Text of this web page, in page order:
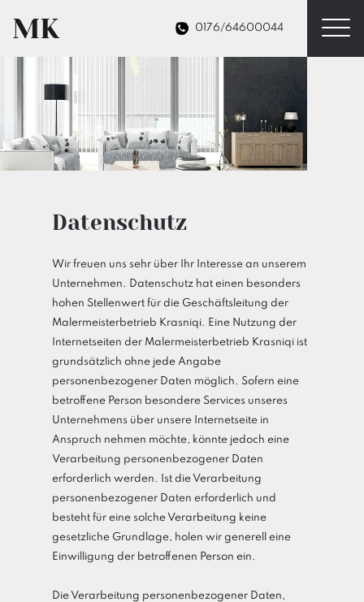
MK 0176/64600044
Datenschutz
Wir freuen uns sehr über Ihr Interesse an unserem
Unternehmen. Datenschutz hat einen besonders
hohen Stellenwert für die Geschäftsleitung der
Malermeisterbetrieb Krasniqi. Eine Nutzung der
Internetseiten der Malermeisterbetrieb Krasniqi ist
grundsätzlich ohne jede Angabe
personenbezogener Daten möglich. Sofern eine
betroffene Person besondere Services unseres
Unternehmens über unsere Internetseite in
Anspruch nehmen möchte, könnte jedoch eine
Verarbeitung personenbezogener Daten
erforderlich werden. Ist die Verarbeitung
personenbezogener Daten erforderlich und
besteht für eine solche Verarbeitung keine
gesetzliche Grundlage, holen wir generell eine
Einwilligung der betroffenen Person ein.
Die Verarbeitung personenbezogener Daten,